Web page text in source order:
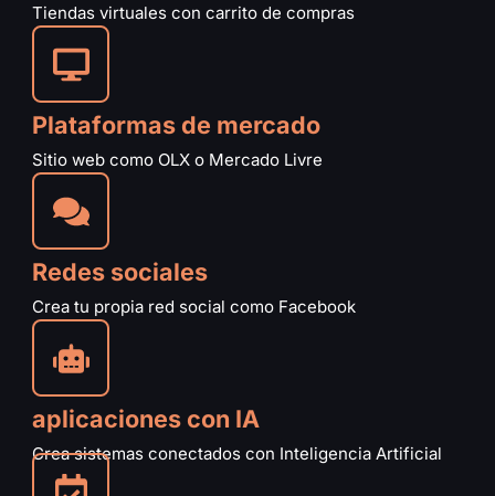
Tiendas virtuales con carrito de compras
Plataformas de mercado
Sitio web como OLX o Mercado Livre
Redes sociales
Crea tu propia red social como Facebook
aplicaciones con IA
Crea sistemas conectados con Inteligencia Artificial